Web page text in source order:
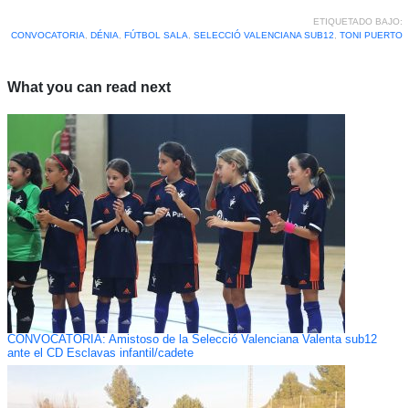
ETIQUETADO BAJO:
CONVOCATORIA, DÉNIA, FÚTBOL SALA, SELECCIÓ VALENCIANA SUB12, TONI PUERTO
What you can read next
CONVOCATORIA: Amistoso de la Selecció Valenciana Valenta sub12
ante el CD Esclavas infantil/cadete